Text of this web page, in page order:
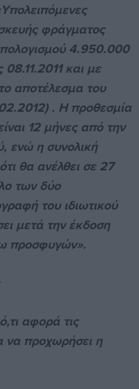
φράγματος
4.950.000
και με
αποτέλεσμα του
. Η προθεσμία
12 μήνες από την
ενώ η συνολική
θα ανέλθει σε 27
των δύο
του ιδιωτικού
μετά την έκδοση
προσφυγών».
αφορά τις
να προχωρήσει η